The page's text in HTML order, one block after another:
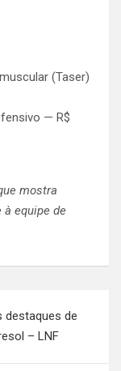
(Taser)
— R$
mostra
equipe de
destaques de
– LNF